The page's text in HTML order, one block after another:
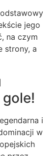
jego
na czym
strony, a
i
w